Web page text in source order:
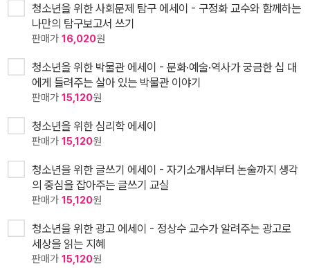
청소년을 위한 사회문제 탐구 에세이 - 구정화 교수와 함께하는
나만의 탐구보고서 쓰기
판매가 16,020원
청소년을 위한 박물관 에세이 - 문화·예술·역사가 궁금한 십 대
에게 들려주는 살아 있는 박물관 이야기
판매가 15,120원
청소년을 위한 심리학 에세이
판매가 15,120원
청소년을 위한 글쓰기 에세이 - 자기소개서부터 논술까지 생각
의 중심을 잡아주는 글쓰기 교실
판매가 15,120원
청소년을 위한 광고 에세이 - 정상수 교수가 알려주는 광고로
세상을 읽는 지혜
판매가 15,120원